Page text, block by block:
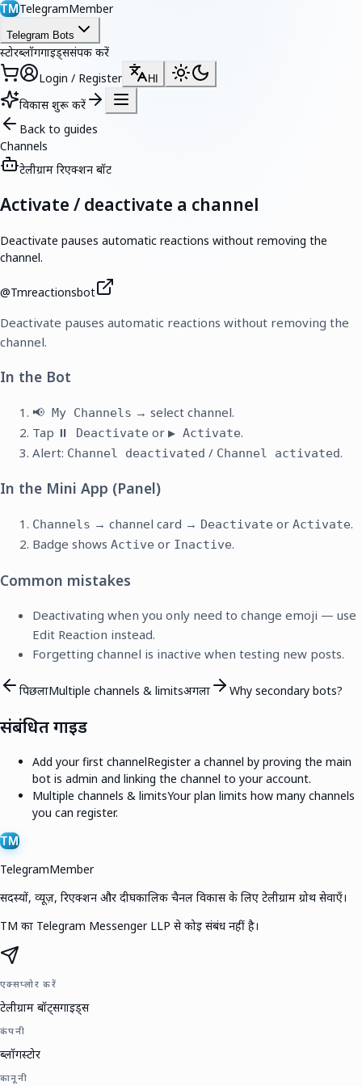
TMTelegramMember
Telegram Bots
स्टोरब्लॉगगाइड्ससंपर्क करें
Login / Register
HI
विकास शुरू करें
Back to guides
Channels
टेलीग्राम रिएक्शन बॉट
Activate / deactivate a channel
Deactivate pauses automatic reactions without removing the
channel.
@Tmreactionsbot
Deactivate pauses automatic reactions without removing the
channel.
In the Bot
📢 My Channels → select channel.
Tap ⏸️ Deactivate or ▶️ Activate.
Alert: Channel deactivated / Channel activated.
In the Mini App (Panel)
Channels → channel card → Deactivate or Activate.
Badge shows Active or Inactive.
Common mistakes
Deactivating when you only need to change emoji — use
Edit Reaction instead.
Forgetting channel is inactive when testing new posts.
पिछलाMultiple channels & limitsअगला Why secondary bots?
संबंधित गाइड
Add your first channelRegister a channel by proving the main
bot is admin and linking the channel to your account.
Multiple channels & limitsYour plan limits how many channels
you can register.
TM
TelegramMember
सदस्यों, व्यूज़, रिएक्शन और दीर्घकालिक चैनल विकास के लिए टेलीग्राम ग्रोथ सेवाएँ।
TM का Telegram Messenger LLP से कोई संबंध नहीं है।
एक्सप्लोर करें
टेलीग्राम बॉट्सगाइड्स
कंपनी
ब्लॉगस्टोर
कानूनी